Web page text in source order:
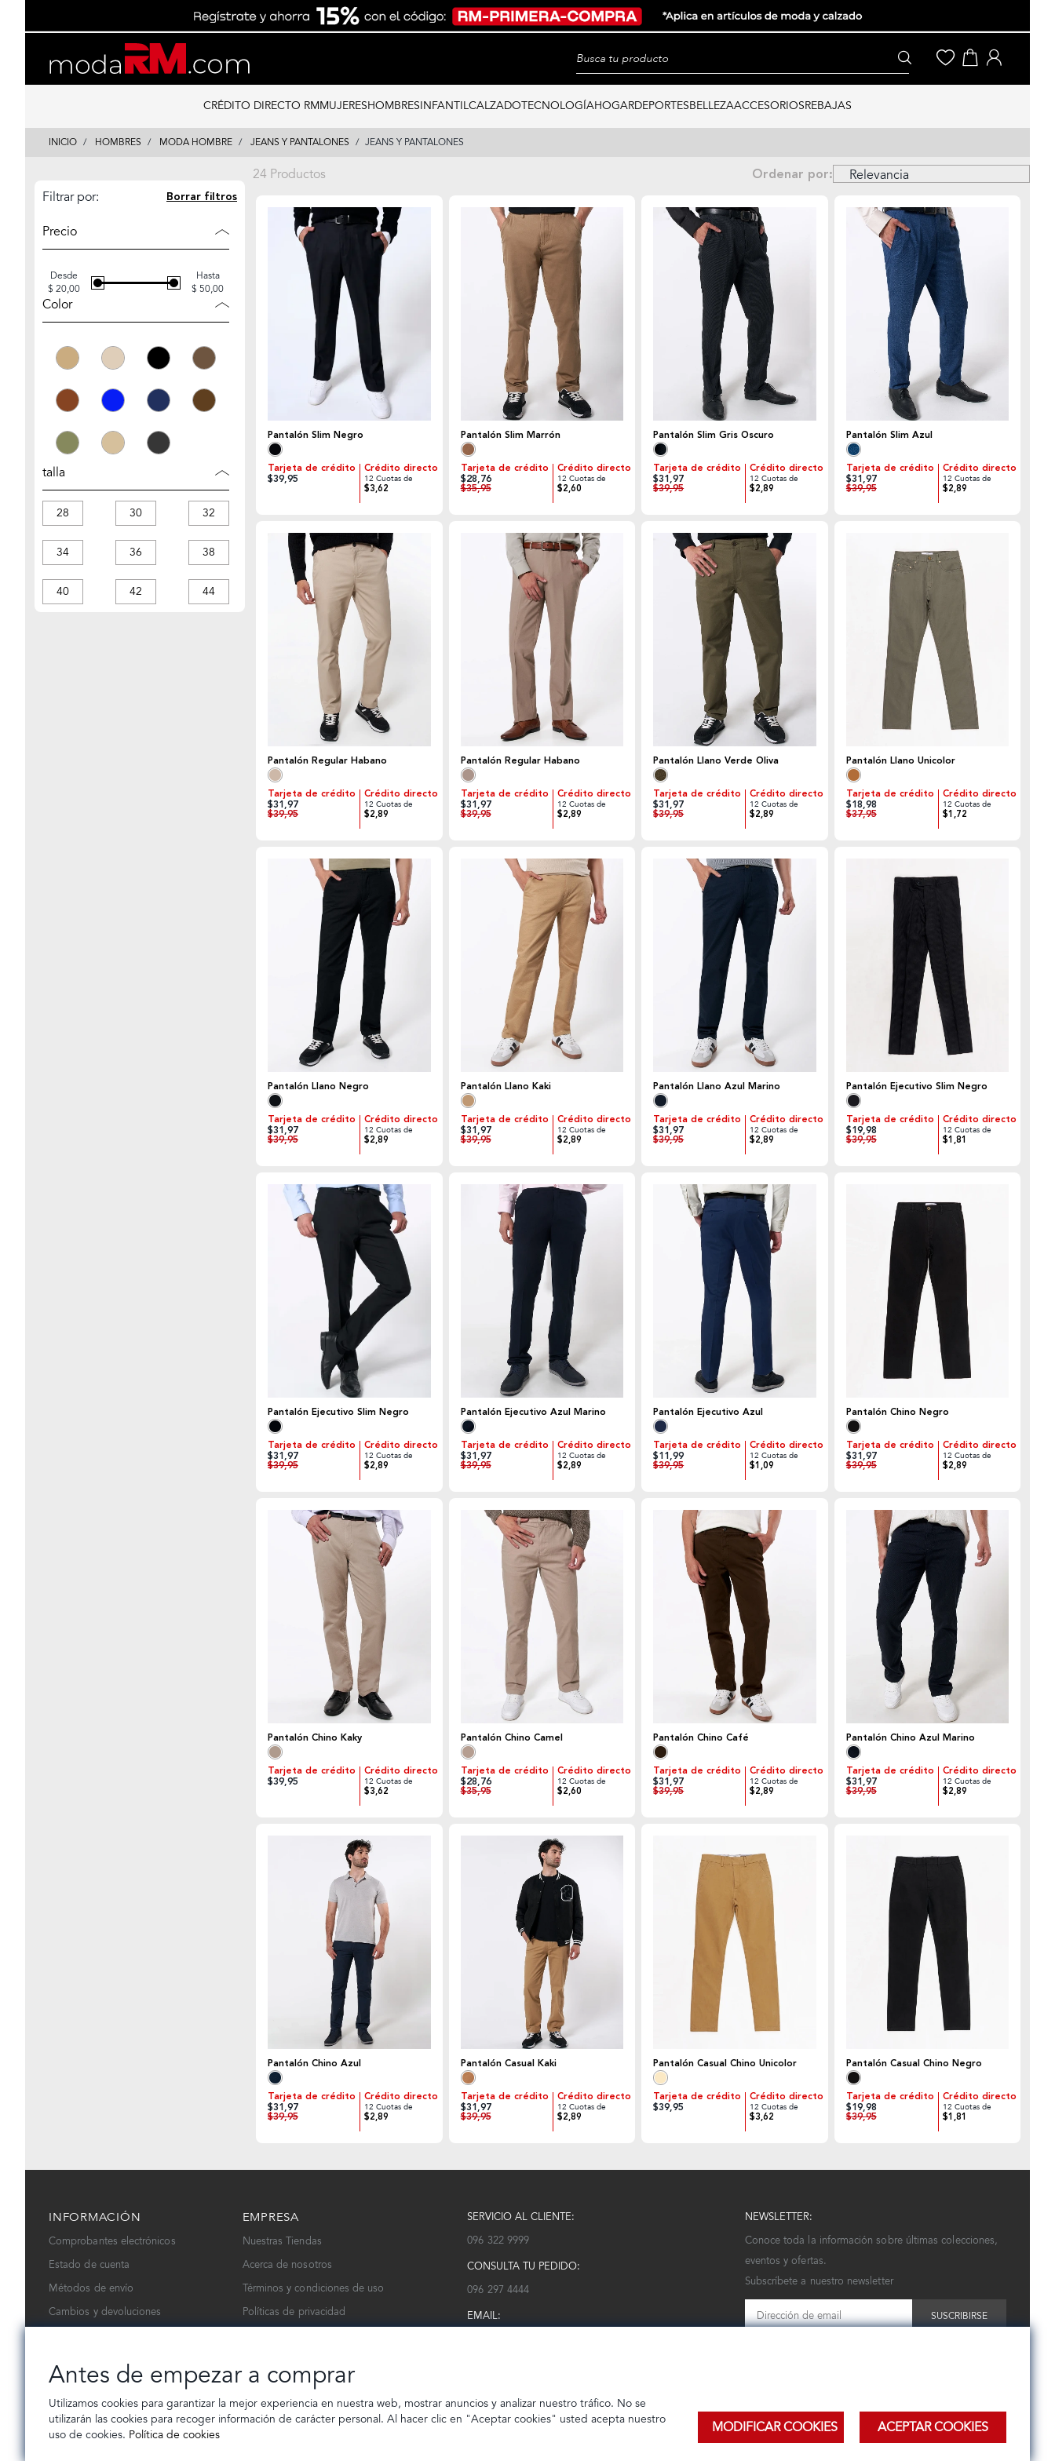
content
navigation
CRÉDITO DIRECTO RMMUJERESHOMBRESINFANTILCALZADOTECNOLOGÍAHOGARDEPORTESBELLEZAACCESORIOSREBAJAS
INICIO HOMBRES MODA HOMBRE JEANS Y PANTALONES JEANS Y PANTALONES
Filtrar por: Borrar filtros
Precio
Desde
$ 20,00
Hasta
$ 50,00
Color
talla
28 30 32
34 36 38
40 42 44
Ordenar por:
24 Productos
Pantalón Slim Negro
Tarjeta de crédito
$39,95
Crédito directo
12 Cuotas de
$3,62
Pantalón Slim Marrón
Tarjeta de crédito
$28,76
$35,95
Crédito directo
12 Cuotas de
$2,60
Pantalón Slim Gris Oscuro
Tarjeta de crédito
$31,97
$39,95
Crédito directo
12 Cuotas de
$2,89
Pantalón Slim Azul
Tarjeta de crédito
$31,97
$39,95
Crédito directo
12 Cuotas de
$2,89
Pantalón Regular Habano
Tarjeta de crédito
$31,97
$39,95
Crédito directo
12 Cuotas de
$2,89
Pantalón Regular Habano
Tarjeta de crédito
$31,97
$39,95
Crédito directo
12 Cuotas de
$2,89
Pantalón Llano Verde Oliva
Tarjeta de crédito
$31,97
$39,95
Crédito directo
12 Cuotas de
$2,89
Pantalón Llano Unicolor
Tarjeta de crédito
$18,98
$37,95
Crédito directo
12 Cuotas de
$1,72
Pantalón Llano Negro
Tarjeta de crédito
$31,97
$39,95
Crédito directo
12 Cuotas de
$2,89
Pantalón Llano Kaki
Tarjeta de crédito
$31,97
$39,95
Crédito directo
12 Cuotas de
$2,89
Pantalón Llano Azul Marino
Tarjeta de crédito
$31,97
$39,95
Crédito directo
12 Cuotas de
$2,89
Pantalón Ejecutivo Slim Negro
Tarjeta de crédito
$19,98
$39,95
Crédito directo
12 Cuotas de
$1,81
Pantalón Ejecutivo Slim Negro
Tarjeta de crédito
$31,97
$39,95
Crédito directo
12 Cuotas de
$2,89
Pantalón Ejecutivo Azul Marino
Tarjeta de crédito
$31,97
$39,95
Crédito directo
12 Cuotas de
$2,89
Pantalón Ejecutivo Azul
Tarjeta de crédito
$11,99
$39,95
Crédito directo
12 Cuotas de
$1,09
Pantalón Chino Negro
Tarjeta de crédito
$31,97
$39,95
Crédito directo
12 Cuotas de
$2,89
Pantalón Chino Kaky
Tarjeta de crédito
$39,95
Crédito directo
12 Cuotas de
$3,62
Pantalón Chino Camel
Tarjeta de crédito
$28,76
$35,95
Crédito directo
12 Cuotas de
$2,60
Pantalón Chino Café
Tarjeta de crédito
$31,97
$39,95
Crédito directo
12 Cuotas de
$2,89
Pantalón Chino Azul Marino
Tarjeta de crédito
$31,97
$39,95
Crédito directo
12 Cuotas de
$2,89
Pantalón Chino Azul
Tarjeta de crédito
$31,97
$39,95
Crédito directo
12 Cuotas de
$2,89
Pantalón Casual Kaki
Tarjeta de crédito
$31,97
$39,95
Crédito directo
12 Cuotas de
$2,89
Pantalón Casual Chino Unicolor
Tarjeta de crédito
$39,95
Crédito directo
12 Cuotas de
$3,62
Pantalón Casual Chino Negro
Tarjeta de crédito
$19,98
$39,95
Crédito directo
12 Cuotas de
$1,81
INFORMACIÓN
Comprobantes electrónicos
Estado de cuenta
Métodos de envío
Cambios y devoluciones
EMPRESA
Nuestras Tiendas
Acerca de nosotros
Términos y condiciones de uso
Políticas de privacidad
SERVICIO AL CLIENTE:
096 322 9999
CONSULTA TU PEDIDO:
096 297 4444
EMAIL:
NEWSLETTER:
Conoce toda la información sobre últimas colecciones,
eventos y ofertas.
Subscríbete a nuestro newsletter
SUSCRIBIRSE
Antes de empezar a comprar
Utilizamos cookies para garantizar la mejor experiencia en nuestra web, mostrar anuncios y analizar nuestro tráfico. No se
utilizarán las cookies para recoger información de carácter personal. Al hacer clic en "Aceptar cookies" usted acepta nuestro
uso de cookies. Política de cookies MODIFICAR COOKIES ACEPTAR COOKIES